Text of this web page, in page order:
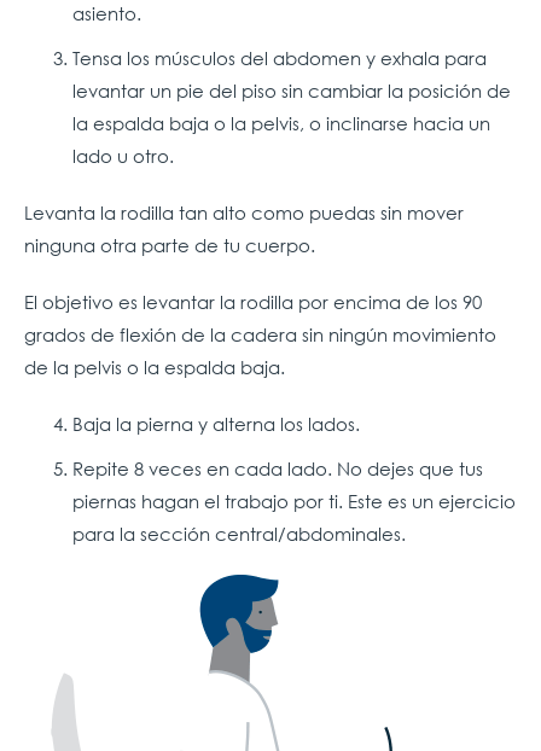
asiento.
Tensa los músculos del abdomen y exhala para
levantar un pie del piso sin cambiar la posición de
la espalda baja o la pelvis, o inclinarse hacia un
lado u otro.
Levanta la rodilla tan alto como puedas sin mover
ninguna otra parte de tu cuerpo.
El objetivo es levantar la rodilla por encima de los 90
grados de flexión de la cadera sin ningún movimiento
de la pelvis o la espalda baja.
Baja la pierna y alterna los lados.
Repite 8 veces en cada lado. No dejes que tus
piernas hagan el trabajo por ti. Este es un ejercicio
para la sección central/abdominales.